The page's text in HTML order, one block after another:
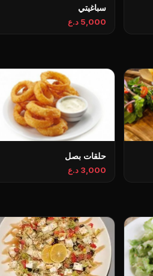
سباغيتي
5,000 د.ع
حلقات بصل
3,000 د.ع